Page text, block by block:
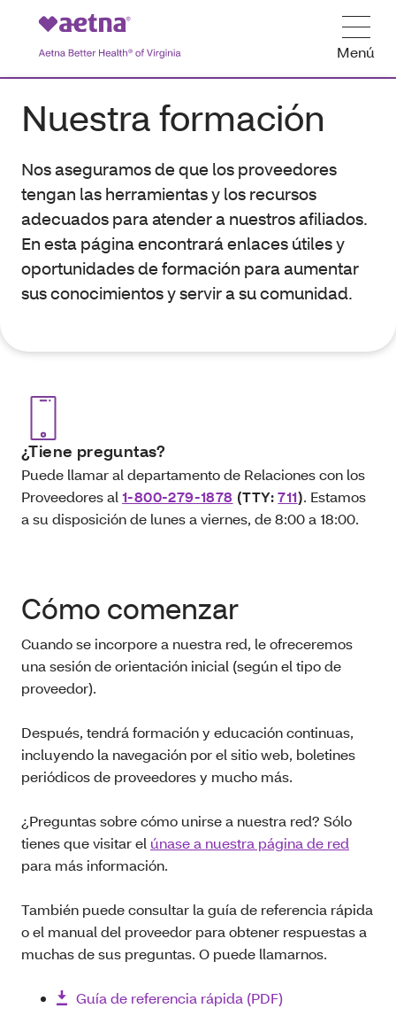
Menú
Nuestra formación
Nos aseguramos de que los proveedores
tengan las herramientas y los recursos
adecuados para atender a nuestros afiliados.
En esta página encontrará enlaces útiles y
oportunidades de formación para aumentar
sus conocimientos y servir a su comunidad.
¿Tiene preguntas?
Puede llamar al departamento de Relaciones con los
Proveedores al 1-800-279-1878 (TTY:711). Estamos
a su disposición de lunes a viernes, de 8:00 a 18:00.
Cómo comenzar
Cuando se incorpore a nuestra red, le ofreceremos
una sesión de orientación inicial (según el tipo de
proveedor).
Después, tendrá formación y educación continuas,
incluyendo la navegación por el sitio web, boletines
periódicos de proveedores y mucho más.
¿Preguntas sobre cómo unirse a nuestra red? Sólo
tienes que visitar el únase a nuestra página de red
para más información.
También puede consultar la guía de referencia rápida
o el manual del proveedor para obtener respuestas a
muchas de sus preguntas. O puede llamarnos.
Guía de referencia rápida (PDF)